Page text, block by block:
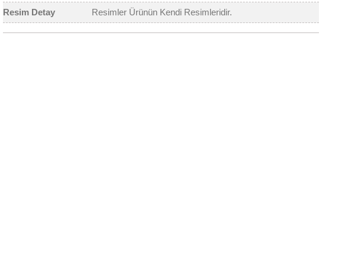
Resim Detay Resimler Ürünün Kendi Resimleridir.